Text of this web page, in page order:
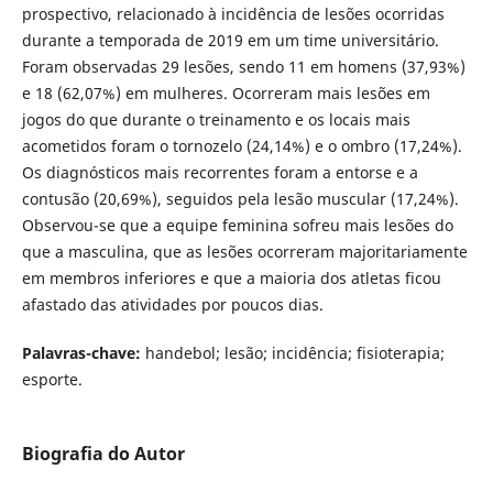
prospectivo, relacionado à incidência de lesões ocorridas
durante a temporada de 2019 em um time universitário.
Foram observadas 29 lesões, sendo 11 em homens (37,93%)
e 18 (62,07%) em mulheres. Ocorreram mais lesões em
jogos do que durante o treinamento e os locais mais
acometidos foram o tornozelo (24,14%) e o ombro (17,24%).
Os diagnósticos mais recorrentes foram a entorse e a
contusão (20,69%), seguidos pela lesão muscular (17,24%).
Observou-se que a equipe feminina sofreu mais lesões do
que a masculina, que as lesões ocorreram majoritariamente
em membros inferiores e que a maioria dos atletas ficou
afastado das atividades por poucos dias.
Palavras-chave: handebol; lesão; incidência; fisioterapia;
esporte.
Biografia do Autor